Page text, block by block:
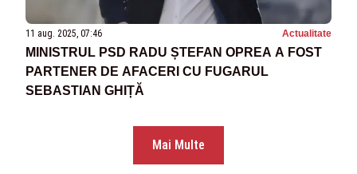
11 aug. 2025, 07:46 Actualitate
MINISTRUL PSD RADU ȘTEFAN OPREA A FOST
PARTENER DE AFACERI CU FUGARUL
SEBASTIAN GHIȚĂ
Mai Multe